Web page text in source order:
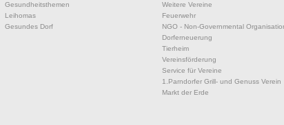
Gesundheitsthemen
Leihomas
Gesundes Dorf
Weitere Vereine
Feuerwehr
NGO - Non-Governmental
Dorferneuerung
Tierheim
Vereinsförderung
Service für Vereine
1.Parndorfer Grill- und Genuss Verein
Markt der Erde